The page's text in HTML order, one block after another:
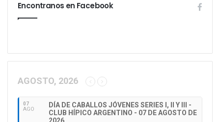
s
e
c
ó
Encontranos en Facebook
AGOSTO, 2026
07
AGO
DÍA DE CABALLOS JÓVENES SERIES I, II Y III -
CLUB HÍPICO ARGENTINO - 07 DE AGOSTO DE